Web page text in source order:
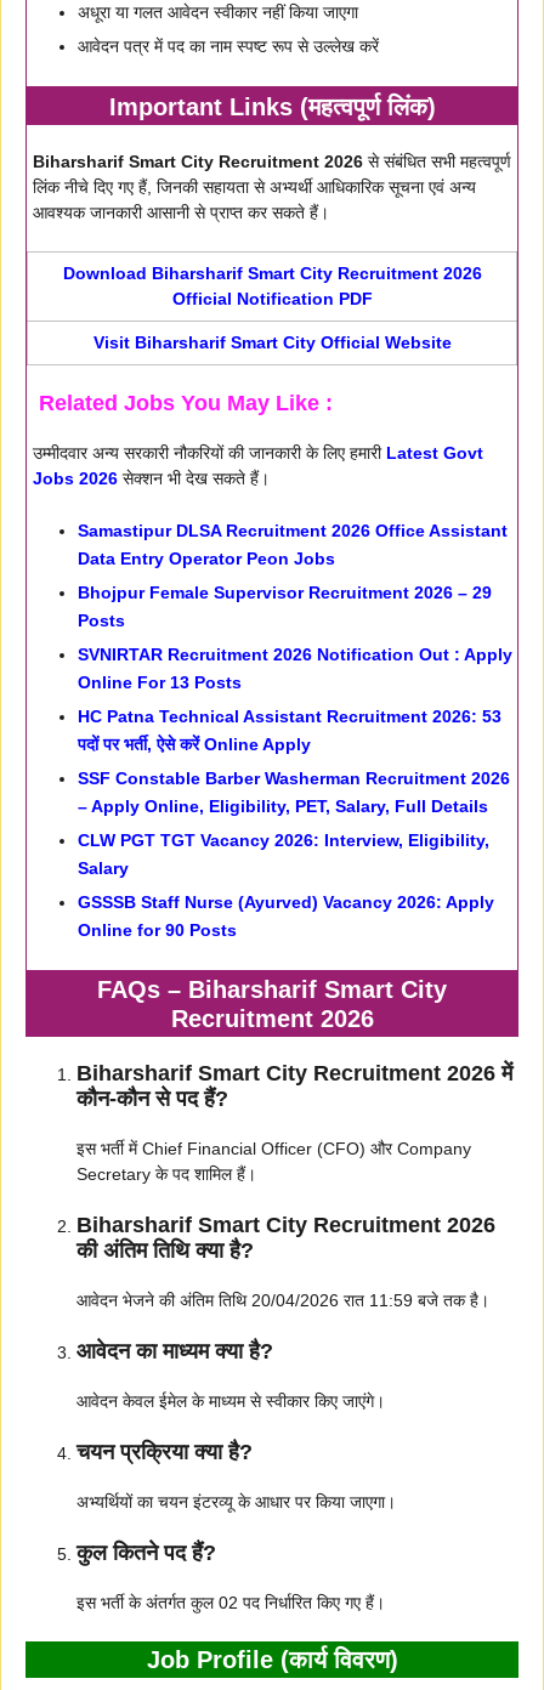
अधूरा या गलत आवेदन स्वीकार नहीं किया जाएगा
आवेदन पत्र में पद का नाम स्पष्ट रूप से उल्लेख करें
Important Links (महत्वपूर्ण लिंक)
Biharsharif Smart City Recruitment 2026 से संबंधित सभी महत्वपूर्ण
लिंक नीचे दिए गए हैं, जिनकी सहायता से अभ्यर्थी आधिकारिक सूचना एवं अन्य
आवश्यक जानकारी आसानी से प्राप्त कर सकते हैं।
Download Biharsharif Smart City Recruitment 2026
Official Notification PDF
Visit Biharsharif Smart City Official Website
Related Jobs You May Like :
उम्मीदवार अन्य सरकारी नौकरियों की जानकारी के लिए हमारी Latest Govt
Jobs 2026 सेक्शन भी देख सकते हैं।
Samastipur DLSA Recruitment 2026 Office Assistant
Data Entry Operator Peon Jobs
Bhojpur Female Supervisor Recruitment 2026 – 29
Posts
SVNIRTAR Recruitment 2026 Notification Out : Apply
Online For 13 Posts
HC Patna Technical Assistant Recruitment 2026: 53
पदों पर भर्ती, ऐसे करें Online Apply
SSF Constable Barber Washerman Recruitment 2026
– Apply Online, Eligibility, PET, Salary, Full Details
CLW PGT TGT Vacancy 2026: Interview, Eligibility,
Salary
GSSSB Staff Nurse (Ayurved) Vacancy 2026: Apply
Online for 90 Posts
FAQs – Biharsharif Smart City
Recruitment 2026
Biharsharif Smart City Recruitment 2026 में
कौन-कौन से पद हैं?
इस भर्ती में Chief Financial Officer (CFO) और Company
Secretary के पद शामिल हैं।
Biharsharif Smart City Recruitment 2026
की अंतिम तिथि क्या है?
आवेदन भेजने की अंतिम तिथि 20/04/2026 रात 11:59 बजे तक है।
आवेदन का माध्यम क्या है?
आवेदन केवल ईमेल के माध्यम से स्वीकार किए जाएंगे।
चयन प्रक्रिया क्या है?
अभ्यर्थियों का चयन इंटरव्यू के आधार पर किया जाएगा।
कुल कितने पद हैं?
इस भर्ती के अंतर्गत कुल 02 पद निर्धारित किए गए हैं।
Job Profile (कार्य विवरण)